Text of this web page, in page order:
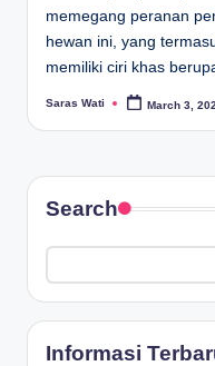
memegang peranan
hewan ini, yang
memiliki ciri khas
Posted
Saras Wati March 3,
Search
Informasi